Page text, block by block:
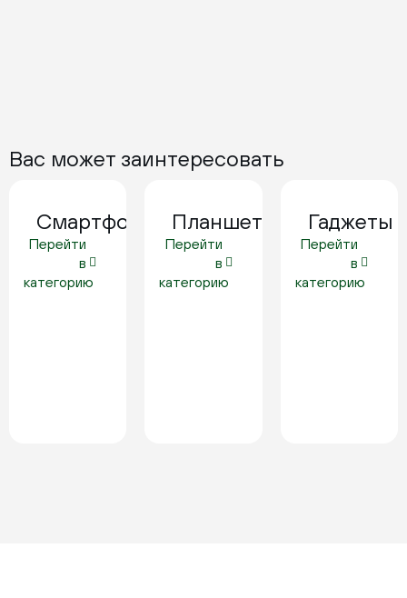
Вас может заинтересовать
Смартфоны
Перейти
в
категорию
Планшеты
Перейти
в
категорию
Гаджеты
Перейти
в
категорию